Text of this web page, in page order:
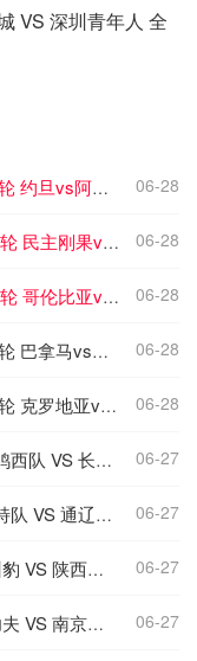
VS 深圳青年人 全
根廷 全场录像 06-28
克斯坦 全场录像 06-28
葡萄牙 全场录像 06-28
格兰 全场录像 06-28
加纳 全场录像 06-28
春队 全场录像 06-27
队 全场录像 06-27
合 全场录像 06-27
市 全场录像 06-27